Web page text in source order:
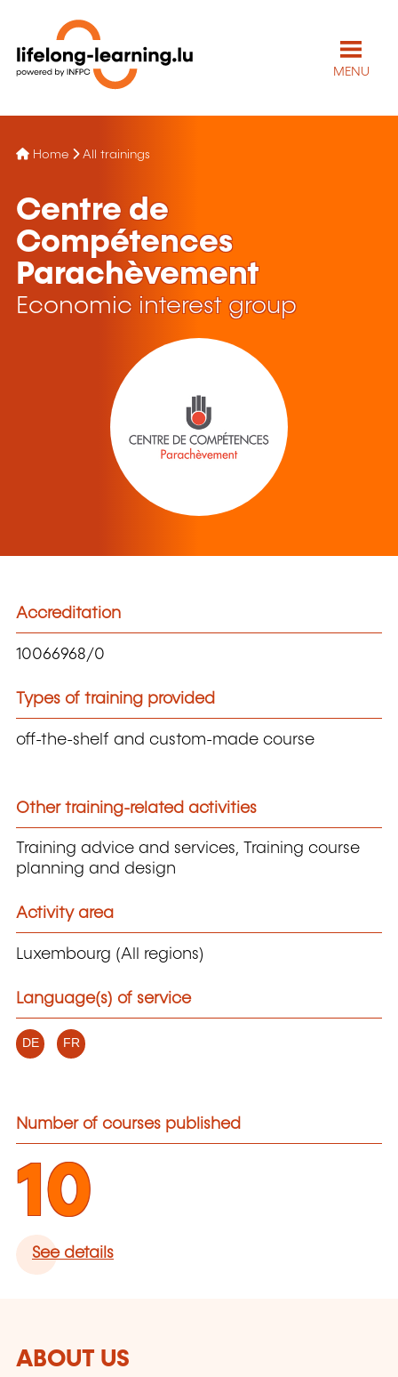
MENU
Home All trainings
Centre de
Compétences
Parachèvement
Economic interest group
Accreditation
10066968/0
Types of training provided
off-the-shelf and custom-made course
Other training-related activities
Training advice and services, Training course
planning and design
Activity area
Luxembourg (All regions)
Language(s) of service
DE FR
Number of courses published
10
See details
ABOUT US